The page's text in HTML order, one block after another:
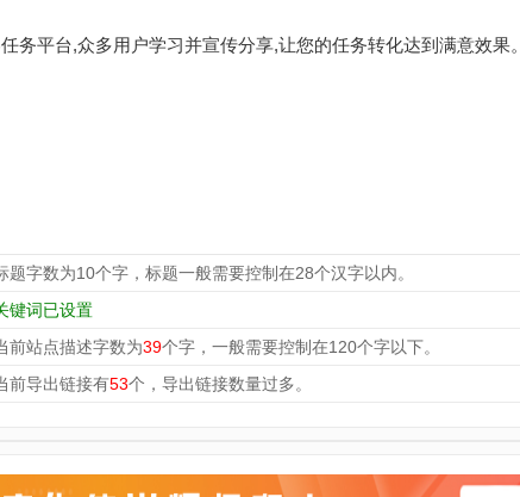
务平台,众多用户学习并宣传分享,让您的任务转化达到满意效果。
题字数为10个字，标题一般需要控制在28个汉字以内。
键词已设置
前站点描述字数为39个字，一般需要控制在120个字以下。
前导出链接有53个，导出链接数量过多。